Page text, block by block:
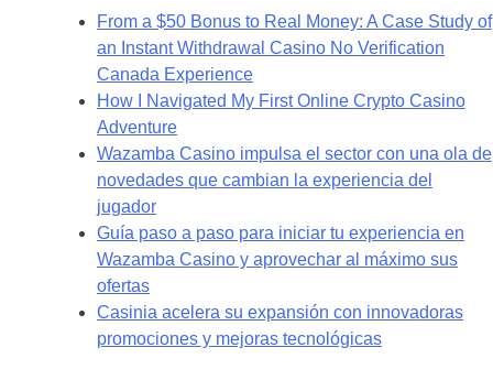
aplikace
From a $50 Bonus to Real Money: A Case Study of
an Instant Withdrawal Casino No Verification
Canada Experience
How I Navigated My First Online Crypto Casino
Adventure
Wazamba Casino impulsa el sector con una ola de
novedades que cambian la experiencia del
jugador
Guía paso a paso para iniciar tu experiencia en
Wazamba Casino y aprovechar al máximo sus
ofertas
Casinia acelera su expansión con innovadoras
promociones y mejoras tecnológicas